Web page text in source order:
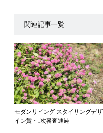
関連記事一覧
モダンリビング スタイリングデザ
イン賞・1次審査通過